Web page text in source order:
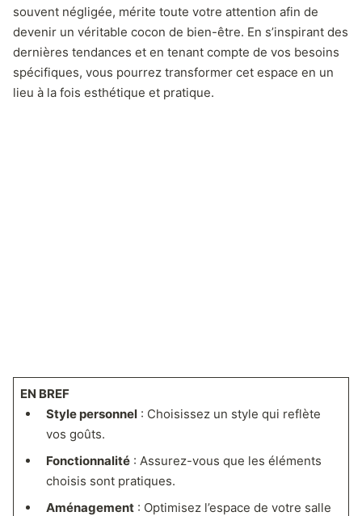
souvent négligée, mérite toute votre attention afin de
devenir un véritable cocon de bien-être. En s’inspirant des
dernières tendances et en tenant compte de vos besoins
spécifiques, vous pourrez transformer cet espace en un
lieu à la fois esthétique et pratique.
EN BREF
Style personnel: Choisissez un style qui reflète
vos goûts.
Fonctionnalité: Assurez-vous que les éléments
choisis sont pratiques.
Aménagement: Optimisez l’espace de votre salle